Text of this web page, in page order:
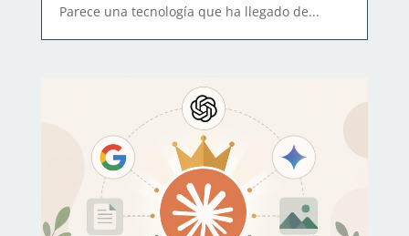
Parece una tecnología que ha llegado de...